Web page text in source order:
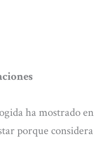
ha mostrado en
porque considera